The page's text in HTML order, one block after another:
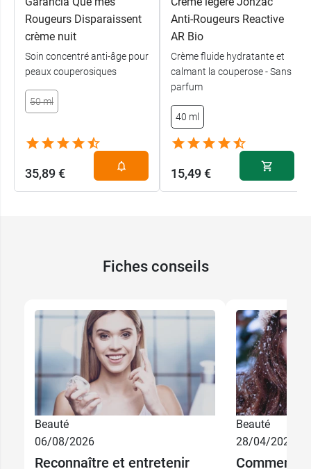
Rougeurs Disparaissent
crème nuit
Soin concentré anti-âge pour
peaux couperosiques
50 ml
35,89 €
Anti-Rougeurs Reactive
AR Bio
Crème fluide hydratante et
calmant la couperose - Sans
parfum
40 ml
15,49 €
Fiches conseils
Beauté
06/08/2026
Reconnaître et entretenir
Beauté
28/04/2026
Comment